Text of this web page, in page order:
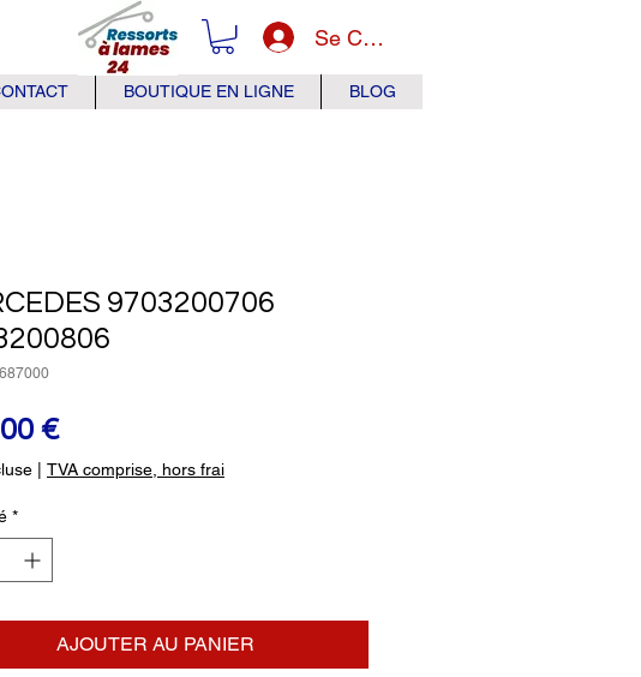
Se Connecter
BOUTIQUE EN LIGNE BLOG
9703200706
€Prix
TVA comprise, hors frai
*
AJOUTER AU PANIER